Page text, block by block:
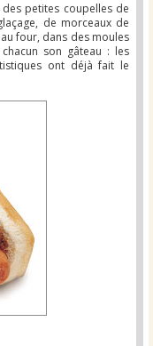
petites coupelles de
de morceaux de
four, dans des moules
son gâteau : les
ont déjà fait le